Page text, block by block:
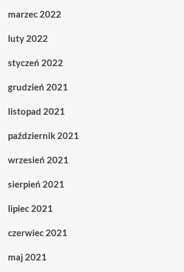
marzec 2022
luty 2022
styczeń 2022
grudzień 2021
listopad 2021
październik 2021
wrzesień 2021
sierpień 2021
lipiec 2021
czerwiec 2021
maj 2021